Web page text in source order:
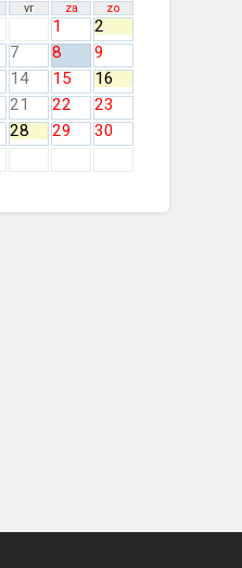
vr za zo
1
2
7 8
9
14 15
16
21 22
23
28 29
30